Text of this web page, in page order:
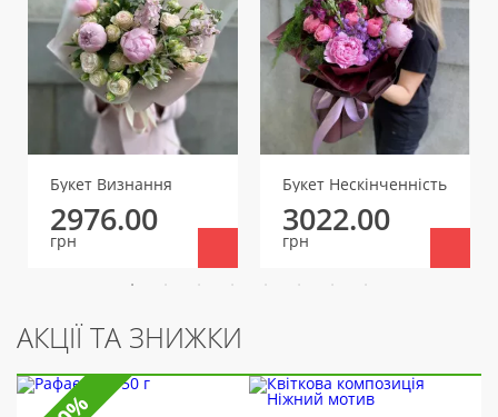
Букет Визнання
2976.00
грн
Букет Нескінченність
3022.00
грн
АКЦІЇ ТА ЗНИЖКИ